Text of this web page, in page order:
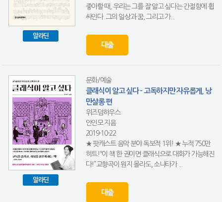
알라딘
좋아할 때, 우리는 그를 잘 알고 싶다는 간절함에 휩
싸인다. 그의 일상과 꿈, 그리고 가...
대출
알라딘
문화/예술
클래식이 알고 싶다 - 고독하지만 자유롭게, 낭
만살롱 편
위즈덤하우스
안인모 지음
2019-10-22
★ 팟캐스트 음악 분야 독보적 1위! ★ 누적 750만
히트!“이 책 한 권이면 클래식으로 대화가 가능해진
다!”교향곡이 뭔지 몰라도, 소나타가 ...
대출